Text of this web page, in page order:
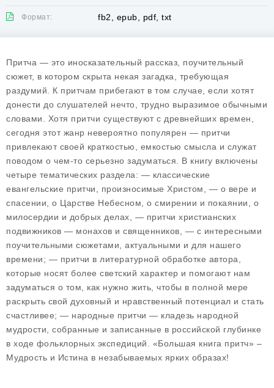
Формат: fb2, epub, pdf, txt
Притча — это иносказательный рассказ, поучительный
сюжет, в котором скрыта некая загадка, требующая
раздумий. К притчам прибегают в том случае, если хотят
донести до слушателей нечто, трудно выразимое обычными
словами. Хотя притчи существуют с древнейших времен,
сегодня этот жанр невероятно популярен — притчи
привлекают своей краткостью, емкостью смысла и служат
поводом о чем-то серьезно задуматься. В книгу включены
четыре тематических раздела: — классические
евангельские притчи, произносимые Христом, — о вере и
спасении, о Царстве Небесном, о смирении и покаянии, о
милосердии и добрых делах, — притчи христианских
подвижников — монахов и священников, — с интересными
поучительными сюжетами, актуальными и для нашего
времени; — притчи в литературной обработке автора,
которые носят более светский характер и помогают нам
задуматься о том, как нужно жить, чтобы в полной мере
раскрыть свой духовный и нравственный потенциал и стать
счастливее; — народные притчи — кладезь народной
мудрости, собранные и записанные в российской глубинке
в ходе фольклорных экспедиций. «Большая книга притч» –
Мудрость и Истина в незабываемых ярких образах!